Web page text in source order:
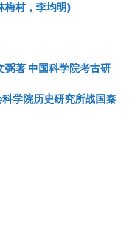
梅村，李均明)
著 中国科学院考古研
学院历史研究所战国秦